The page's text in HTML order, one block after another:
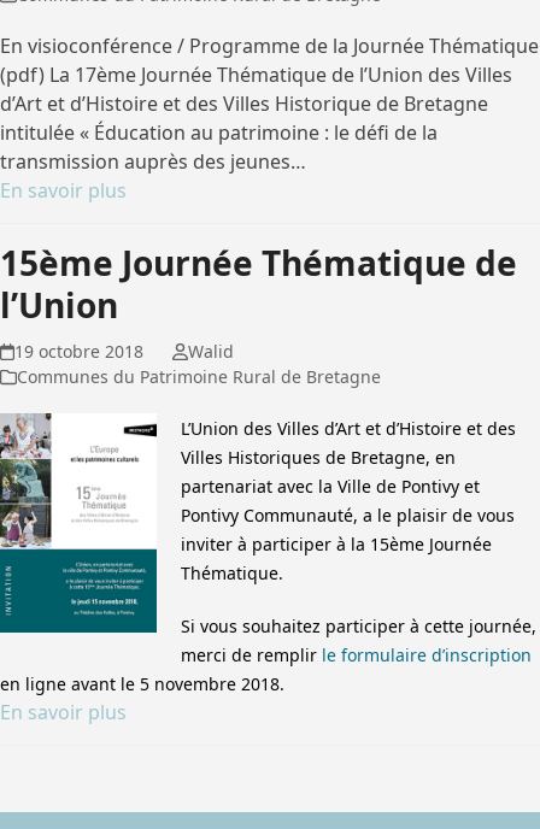
En visioconférence / Programme de la Journée Thématique
(pdf) La 17ème Journée Thématique de l’Union des Villes
d’Art et d’Histoire et des Villes Historique de Bretagne
intitulée « Éducation au patrimoine : le défi de la
transmission auprès des jeunes…
En savoir plus
15ème Journée Thématique de
l’Union
19 octobre 2018
Walid
Communes du Patrimoine Rural de Bretagne
L’Union des Villes d’Art et d’Histoire et des
Villes Historiques de Bretagne, en
partenariat avec la Ville de Pontivy et
Pontivy Communauté, a le plaisir de vous
inviter à participer à la 15ème Journée
Thématique.
Si vous souhaitez participer à cette journée,
merci de remplir le formulaire d’inscription
en ligne avant le 5 novembre 2018.
En savoir plus